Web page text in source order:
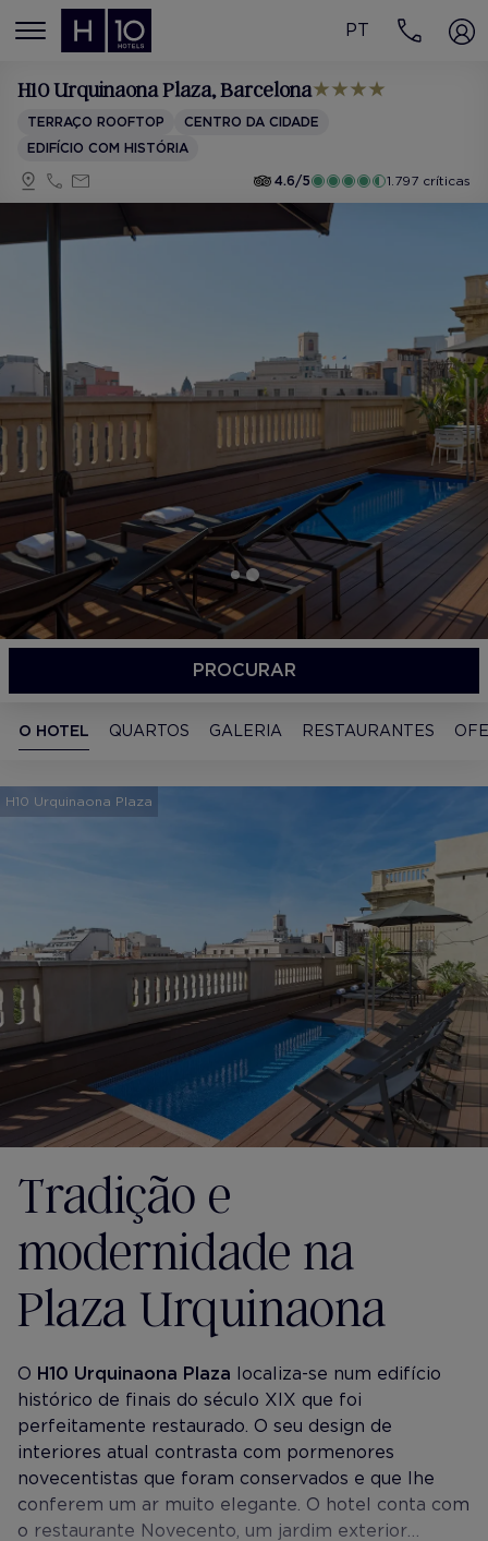
MENÚ
PT
H10 Urquinaona Plaza, Barcelona
TERRAÇO ROOFTOP
CENTRO DA CIDADE
EDIFÍCIO COM HISTÓRIA
4.6/5
1.797 críticas
PROCURAR
O HOTEL QUARTOS GALERIA RESTAURANTES
H10 Urquinaona Plaza
Tradição e
modernidade na
Plaza Urquinaona
O H10 Urquinaona Plaza localiza-se num edifício
histórico de finais do século XIX que foi
perfeitamente restaurado. O seu design de
interiores atual contrasta com pormenores
novecentistas que foram conservados e que lhe
conferem um ar muito elegante. O hotel conta com
o restaurante Novecento, um jardim exterior